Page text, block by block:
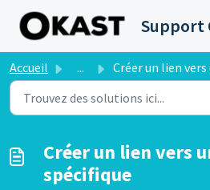
Passer au contenu principal
Support
Accueil ... Créer un lien vers une offre
Créer un lien vers
spécifique